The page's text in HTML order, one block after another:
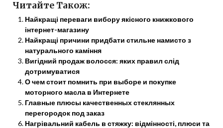
Читайте Також:
Найкращі переваги вибору якісного книжкового
інтернет-магазину
Найкращі причини придбати стильне намисто з
натурального каміння
Вигідний продаж волосся: яких правил слід
дотримуватися
О чем стоит помнить при выборе и покупке
моторного масла в Интернете
Главные плюсы качественных стеклянных
перегородок под заказ
Нагрівальний кабель в стяжку: відмінності, плюси та